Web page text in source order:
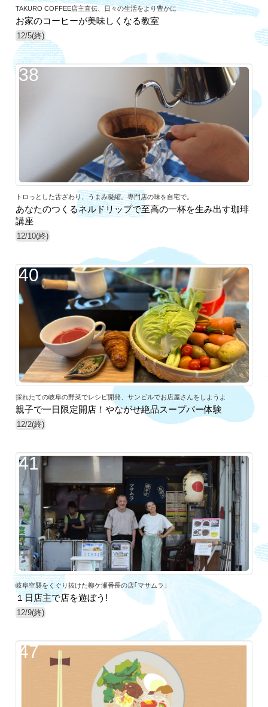
TAKURO COFFEE店主直伝、日々の生活をより豊かに
お家のコーヒーが美味しくなる教室
12/5(終)
38
トロっとした舌ざわり、うまみ凝縮。専門店の味を自宅で。
あなたのつくるネルドリップで至高の一杯を生み出す珈琲
講座
12/10(終)
40
採れたての岐阜の野菜でレシピ開発、サンビルでお店屋さんをしようよ
親子で一日限定開店！やながせ絶品スープバー体験
12/2(終)
41
岐阜空襲をくぐり抜けた柳ケ瀬番長の店｢マサムラ｣
１日店主で店を遊ぼう!
12/9(終)
47